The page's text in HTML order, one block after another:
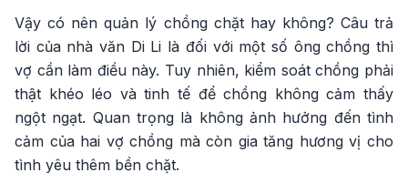
Vậy có nên quản lý chồng chặt hay không? Câu trả
lời của nhà văn Di Li là đối với một số ông chồng thì
vợ cần làm điều này. Tuy nhiên, kiểm soát chồng phải
thật khéo léo và tinh tế để chồng không cảm thấy
ngột ngạt. Quan trọng là không ảnh hưởng đến tình
cảm của hai vợ chồng mà còn gia tăng hương vị cho
tình yêu thêm bền chặt.